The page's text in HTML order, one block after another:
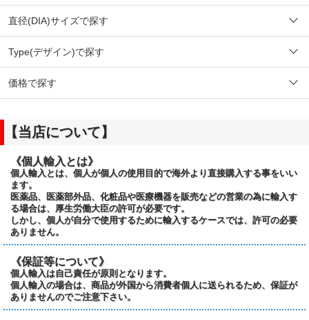
直径(DIA)サイズで探す
Type(デザイン)で探す
価格で探す
【当店について】
《個人輸入とは》
個人輸入とは、個人が個人の使用目的で海外より直接購入する事をいい
ます。
医薬品、医薬部外品、化粧品や医療機器を販売などの営業の為に輸入す
る場合は、厚生労働大臣の許可が必要です。
しかし、個人が自分で使用するために輸入するケースでは、許可の必要
ありません。
《保証等について》
個人輸入は自己責任が原則となります。
個人輸入の場合は、商品が外国から消費者個人に送られるため、保証が
ありませんのでご注意下さい。